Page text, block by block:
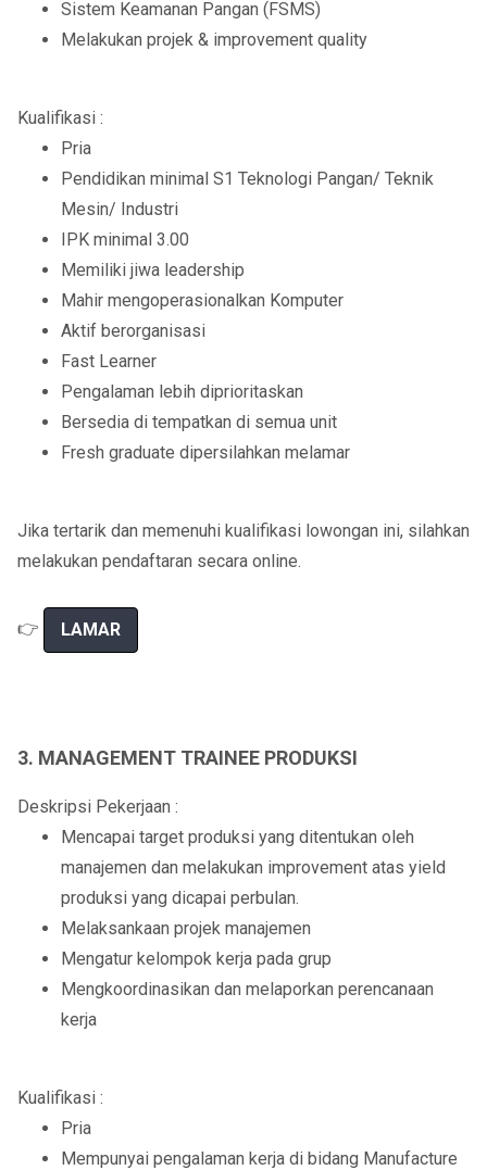
Sistem Keamanan Pangan (FSMS)
Melakukan projek & improvement quality
Kualifikasi :
Pria
Pendidikan minimal S1 Teknologi Pangan/ Teknik
Mesin/ Industri
IPK minimal 3.00
Memiliki jiwa leadership
Mahir mengoperasionalkan Komputer
Aktif berorganisasi
Fast Learner
Pengalaman lebih diprioritaskan
Bersedia di tempatkan di semua unit
Fresh graduate dipersilahkan melamar
Jika tertarik dan memenuhi kualifikasi lowongan ini, silahkan
melakukan pendaftaran secara online.
👉 LAMAR
3. MANAGEMENT TRAINEE PRODUKSI
Deskripsi Pekerjaan :
Mencapai target produksi yang ditentukan oleh
manajemen dan melakukan improvement atas yield
produksi yang dicapai perbulan.
Melaksankaan projek manajemen
Mengatur kelompok kerja pada grup
Mengkoordinasikan dan melaporkan perencanaan
kerja
Kualifikasi :
Pria
Mempunyai pengalaman kerja di bidang Manufacture